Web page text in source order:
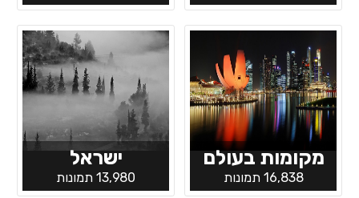
מקומות בעולם
16,838 תמונות
ישראל
13,980 תמונות